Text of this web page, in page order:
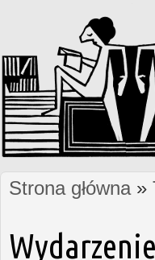
Jesteś tutaj
Strona główna»